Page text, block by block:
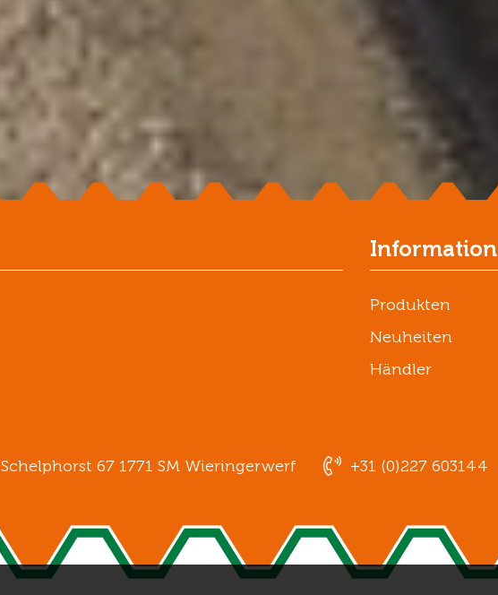
Information
Produkten
Neuheiten
Händler
Schelphorst 67 1771 SM Wieringerwerf +31 (0)227 603144